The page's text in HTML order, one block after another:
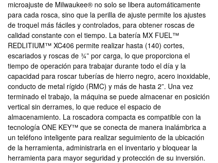
microajuste de Milwaukee® no solo se libera automáticamente
para cada rosca, sino que la perilla de ajuste permite los ajustes
de troquel más fáciles y controlados, para obtener roscas de
calidad constante con el tiempo. La batería MX FUEL™
REDLITIUM™ XC406 permite realizar hasta (140) cortes,
escariados y roscas de ¾” por carga, lo que proporciona el
tiempo de operación para trabajar durante todo el día y la
capacidad para roscar tuberías de hierro negro, acero inoxidable,
conducto de metal rígido (RMC) y más de hasta 2”. Una vez
terminado el trabajo, la máquina se puede almacenar en posición
vertical sin derrames, lo que reduce el espacio de
almacenamiento. La roscadora compacta es compatible con la
tecnología ONE KEY™ que se conecta de manera inalámbrica a
un teléfono inteligente para realizar seguimiento de la ubicación
de la herramienta, administrarla en el inventario y bloquear la
herramienta para mayor seguridad y protección de su inversión.